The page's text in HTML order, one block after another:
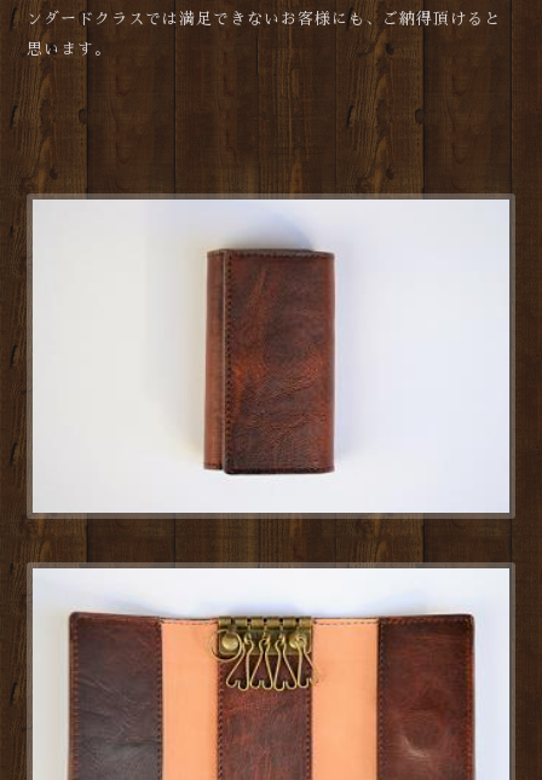
ンダードクラスでは満足できないお客様にも、ご納得頂けると
思います。